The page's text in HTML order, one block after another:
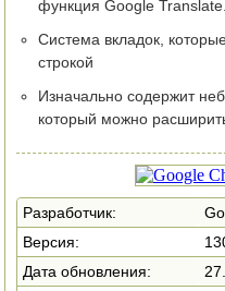
функция Google Translate.
Система вкладок,
строкой
Изначально содержит
который можно
Разработчик:
Версия:
Дата обновления: